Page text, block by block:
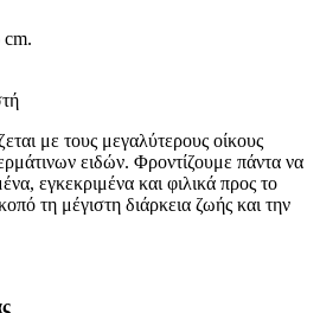
cm.
με τους μεγαλύτερους οίκους
ειδών. Φροντίζουμε πάντα να
εγκεκριμένα και φιλικά προς το
τη μέγιστη διάρκεια ζωής και την